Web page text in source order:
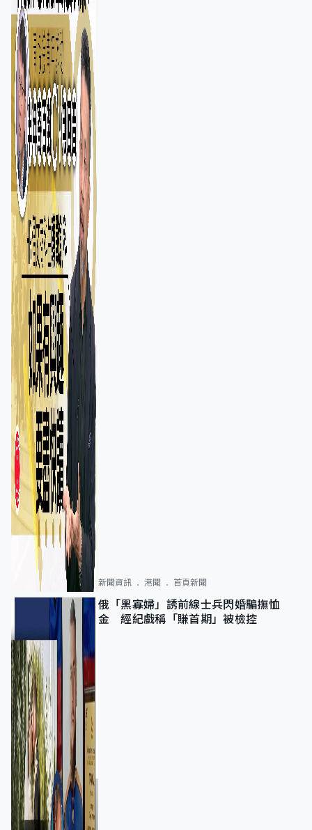
新聞資訊 港聞 首頁新聞
俄「黑寡婦」誘前線士兵閃婚騙撫恤
金 經紀戲稱「賺首期」被檢控